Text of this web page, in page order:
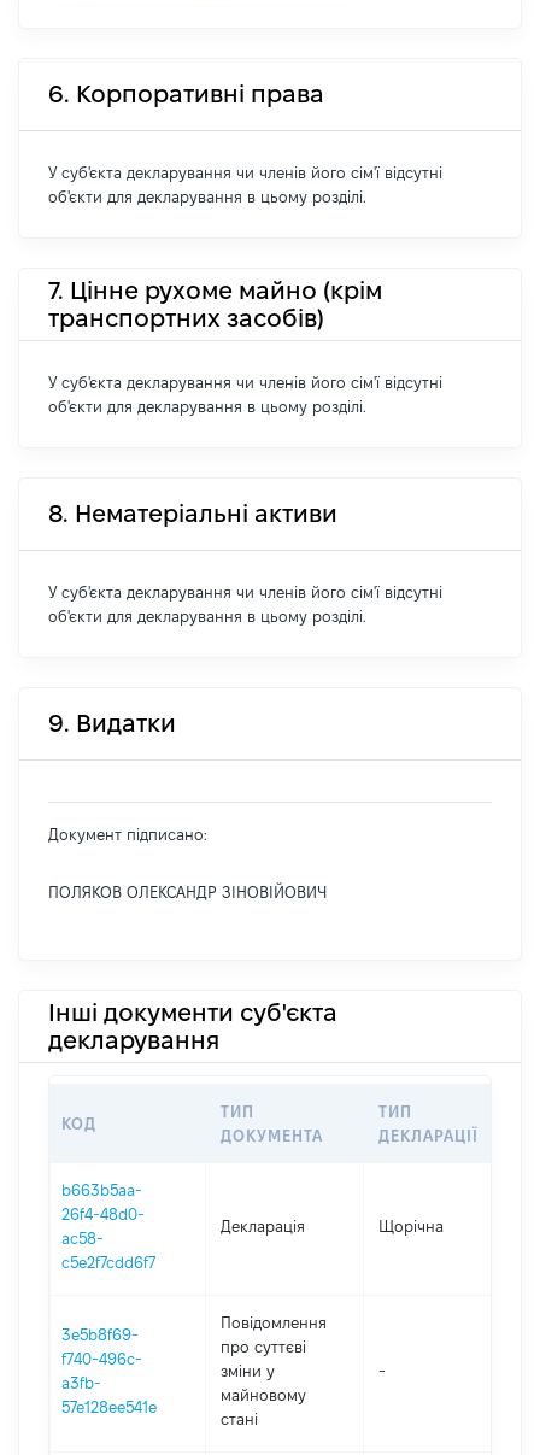
6. Корпоративні права
У суб'єкта декларування чи членів його сім'ї відсутні
об'єкти для декларування в цьому розділі.
7. Цінне рухоме майно (крім
транспортних засобів)
У суб'єкта декларування чи членів його сім'ї відсутні
об'єкти для декларування в цьому розділі.
8. Нематеріальні активи
У суб'єкта декларування чи членів його сім'ї відсутні
об'єкти для декларування в цьому розділі.
9. Видатки
Документ підписано:
ПОЛЯКОВ ОЛЕКСАНДР ЗІНОВІЙОВИЧ
Інші документи суб'єкта
декларування
КОД
ТИП
ДОКУМЕНТА
ТИП
ДЕКЛАРАЦІЇ
b663b5aa-
26f4-48d0-
ac58-
c5e2f7cdd6f7
Декларація Щорічна
3e5b8f69-
f740-496c-
a3fb-
57e128ee541e
Повідомлення
про суттєві
зміни y
майновому
стані
-